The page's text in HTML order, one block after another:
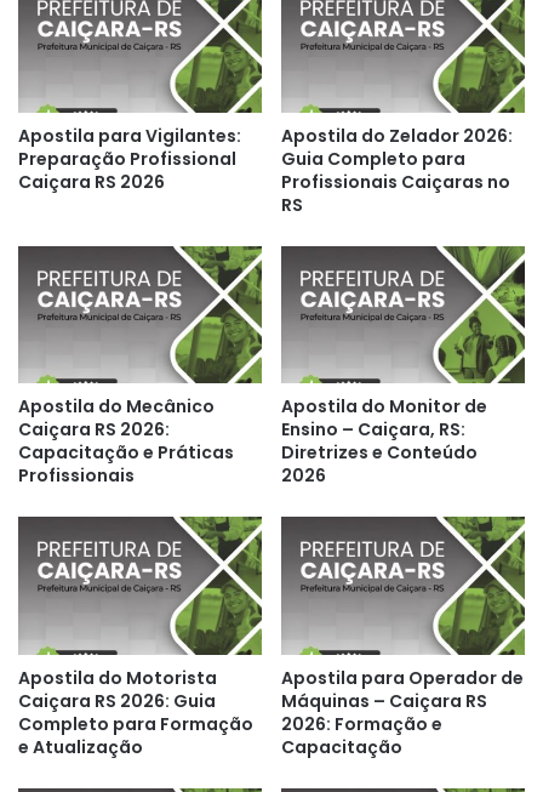
Apostila para Vigilantes:
Preparação Profissional
Caiçara RS 2026
Apostila do Zelador 2026:
Guia Completo para
Profissionais Caiçaras no
RS
Apostila do Mecânico
Caiçara RS 2026:
Capacitação e Práticas
Profissionais
Apostila do Monitor de
Ensino – Caiçara, RS:
Diretrizes e Conteúdo
2026
Apostila do Motorista
Caiçara RS 2026: Guia
Completo para Formação
e Atualização
Apostila para Operador de
Máquinas – Caiçara RS
2026: Formação e
Capacitação